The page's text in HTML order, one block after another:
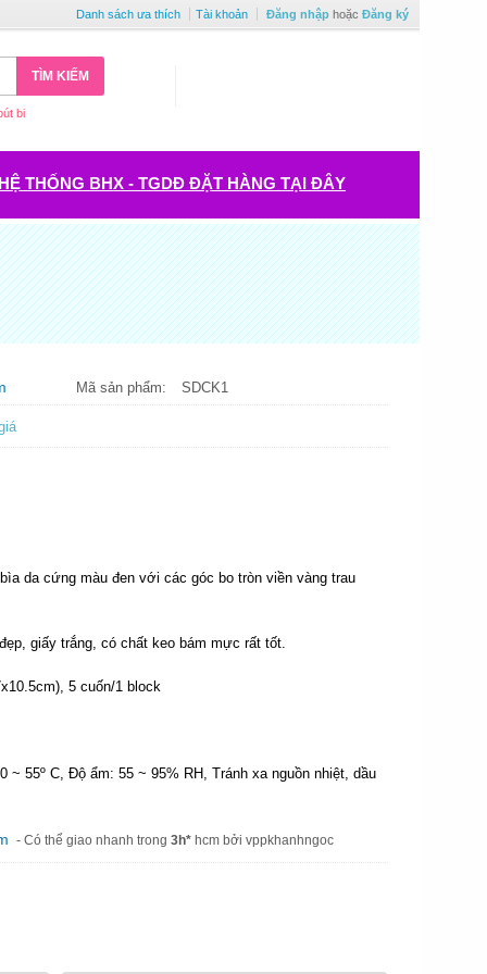
Danh sách ưa thích Tài khoản Đăng nhập hoặc Đăng ký
TÌM KIẾM
bi
THỐNG BHX - TGDĐ ĐẶT HÀNG TẠI ĐÂY
Mã sản phẩm: SDCK1
da cứng màu đen với các góc bo tròn viền vàng trau
giấy trắng, có chất keo bám mực rất tốt.
5 cuốn/1 block
~ 55º C, Độ ẩm: 55 ~ 95% RH, Tránh xa nguồn nhiệt, dầu
- Có thể giao nhanh trong 3h* hcm bởi vppkhanhngoc